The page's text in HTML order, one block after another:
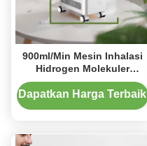
900ml/Min Mesin Inhalasi
Hidrogen Molekuler
Aplikasi Perawat Rumah
Dapatkan Harga Terbaik